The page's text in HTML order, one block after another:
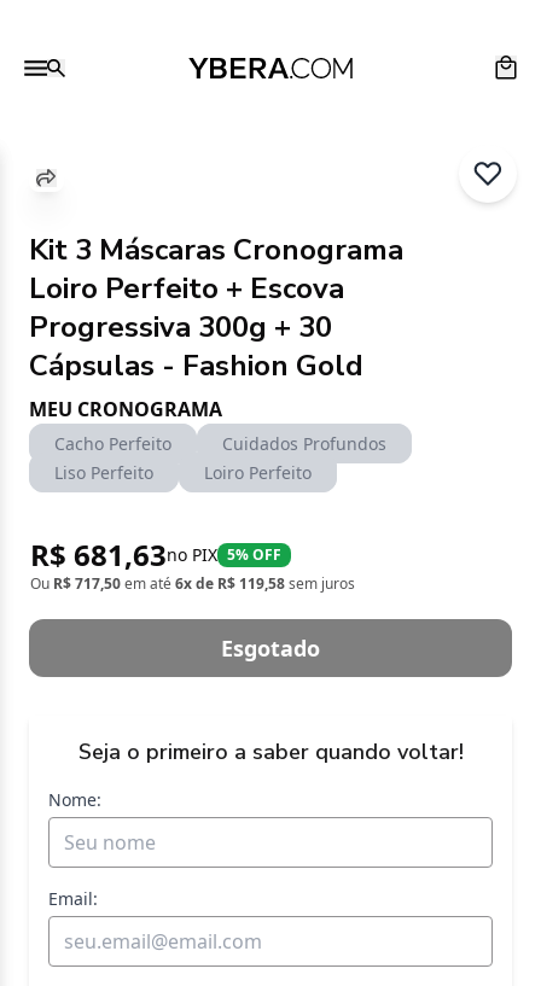
Kit 3 Máscaras Cronograma
Loiro Perfeito + Escova
Progressiva 300g + 30
Cápsulas - Fashion Gold
MEU CRONOGRAMA
Cacho Perfeito
Cuidados Profundos
Liso Perfeito
Loiro Perfeito
R$ 681,63no PIX 5% OFF
Ou R$ 717,50em até6x de R$ 119,58sem juros
Esgotado
Seja o primeiro a saber quando voltar!
Nome:
Email: